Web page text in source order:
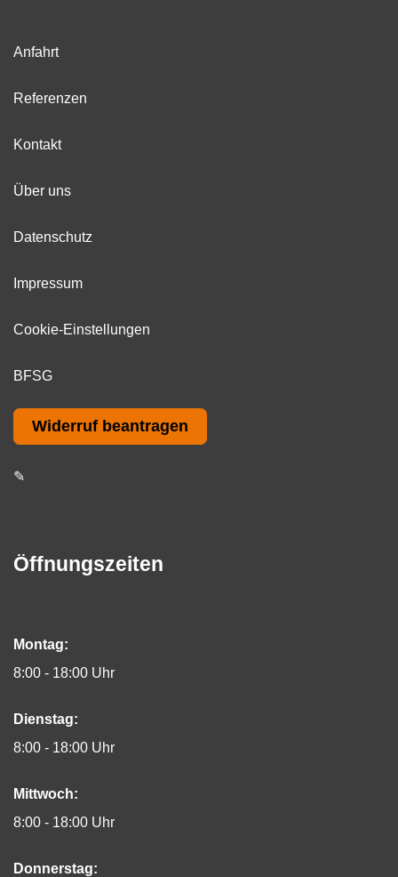
Anfahrt
Referenzen
Kontakt
Über uns
Datenschutz
Impressum
Cookie-Einstellungen
BFSG
Widerruf beantragen
✎
Öffnungszeiten
Montag:
8:00 - 18:00 Uhr
Dienstag:
8:00 - 18:00 Uhr
Mittwoch:
8:00 - 18:00 Uhr
Donnerstag: